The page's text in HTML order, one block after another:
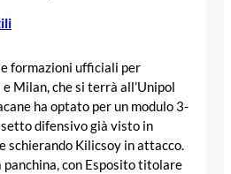
formazioni ufficiali per
Milan, che si terrà all’Unipol
ha optato per un modulo 3-
difensivo già visto in
schierando Kilicsoy in attacco.
con Esposito titolare